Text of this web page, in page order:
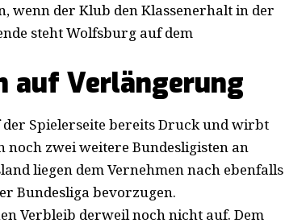
wenn der Klub den Klassenerhalt in der
steht Wolfsburg auf dem
auf Verlängerung
Spielerseite bereits Druck und wirbt
noch zwei weitere Bundesligisten an
liegen dem Vernehmen nach ebenfalls
Bundesliga bevorzugen.
Verbleib derweil noch nicht auf. Dem